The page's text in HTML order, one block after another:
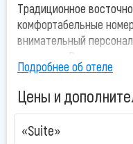
Традиционное
комфортабельные
внимательный
Остановив свой выбор
приятно удивлены её
улице Фурманова 97 «А».
Подробнее об отеле
Цены и
«Suite»